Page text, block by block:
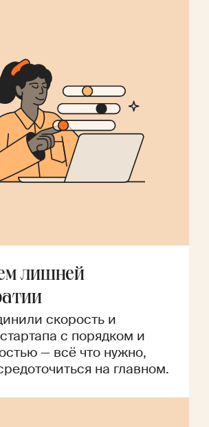
лишней
скорость и
с порядком и
— всё что нужно,
на главном.